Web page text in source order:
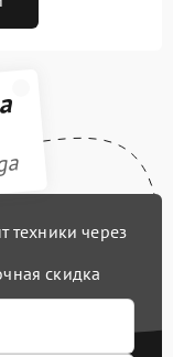
техники через
скидка